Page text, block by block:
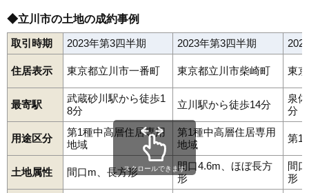
◆立川市の土地の成約事例
取引時期 2023年第3四半期 2023年第3四半期
住居表示 東京都立川市一番町 東京都立川市柴崎町 東
最寄駅
武蔵砂川駅から徒歩1
8分
立川駅から徒歩14分
泉
分
用途区分
第1種中高層住居専用
地域
第1種中高層住居専用
地域
第1
土地属性 間口m、長方形
間口4.6m、ほぼ長方
形
間
形
スクロールできます